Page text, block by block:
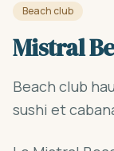
Beach club
Mistral
Beach club
sushi et